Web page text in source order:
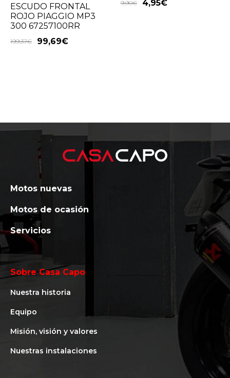
ESCUDO FRONTAL
ROJO PIAGGIO MP3
300 67257100RR
199,37€ 99,69€
9,90€ 4,95€
Motos nuevas
Motos de ocasión
Servicios
Sobre Casa Capo
Nuestra historia
Equipo
Misión, visión y valores
Nuestras instalaciones